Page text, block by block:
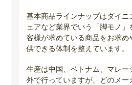
基本商品ラインナップはダイニ
ェアなど業界でいう「脚モノ」
客様が求めている商品をお求め
供できる体制を整えています。
生産は中国、ベトナム、マレー
外で行っていますが、どのメー